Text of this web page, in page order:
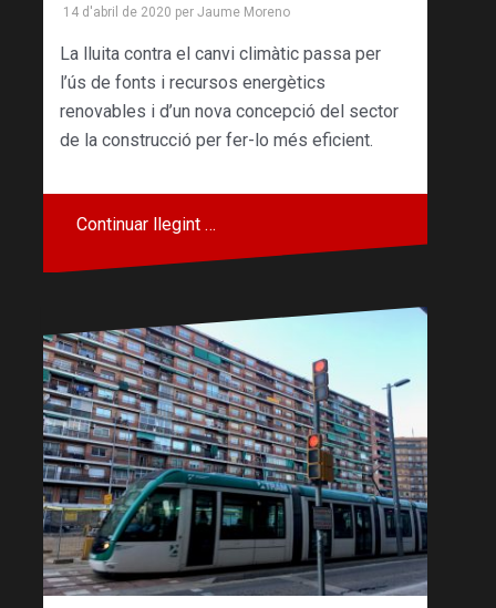
14 d'abril de 2020 per Jaume Moreno
La lluita contra el canvi climàtic passa per
l’ús de fonts i recursos energètics
renovables i d’un nova concepció del sector
de la construcció per fer-lo més eficient.
Continuar llegint …